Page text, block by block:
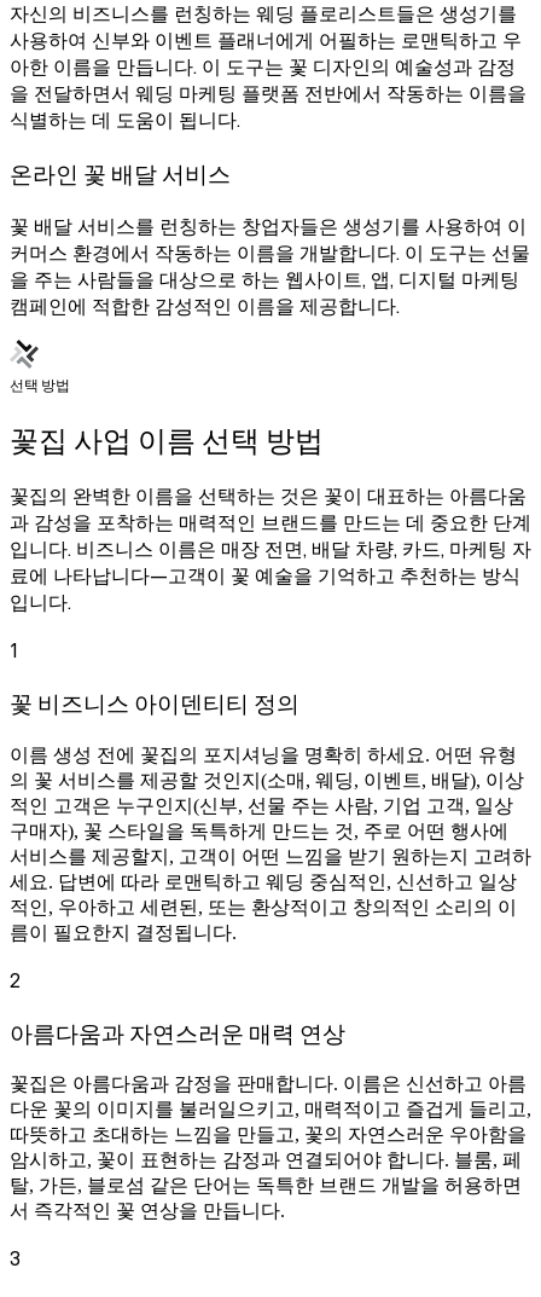
자신의 비즈니스를 런칭하는 웨딩 플로리스트들은 생성기를
사용하여 신부와 이벤트 플래너에게 어필하는 로맨틱하고 우
아한 이름을 만듭니다. 이 도구는 꽃 디자인의 예술성과 감정
을 전달하면서 웨딩 마케팅 플랫폼 전반에서 작동하는 이름을
식별하는 데 도움이 됩니다.
온라인 꽃 배달 서비스
꽃 배달 서비스를 런칭하는 창업자들은 생성기를 사용하여 이
커머스 환경에서 작동하는 이름을 개발합니다. 이 도구는 선물
을 주는 사람들을 대상으로 하는 웹사이트, 앱, 디지털 마케팅
캠페인에 적합한 감성적인 이름을 제공합니다.
선택 방법
꽃집 사업 이름 선택 방법
꽃집의 완벽한 이름을 선택하는 것은 꽃이 대표하는 아름다움
과 감성을 포착하는 매력적인 브랜드를 만드는 데 중요한 단계
입니다. 비즈니스 이름은 매장 전면, 배달 차량, 카드, 마케팅 자
료에 나타납니다—고객이 꽃 예술을 기억하고 추천하는 방식
입니다.
1
꽃 비즈니스 아이덴티티 정의
이름 생성 전에 꽃집의 포지셔닝을 명확히 하세요. 어떤 유형
의 꽃 서비스를 제공할 것인지(소매, 웨딩, 이벤트, 배달), 이상
적인 고객은 누구인지(신부, 선물 주는 사람, 기업 고객, 일상
구매자), 꽃 스타일을 독특하게 만드는 것, 주로 어떤 행사에
서비스를 제공할지, 고객이 어떤 느낌을 받기 원하는지 고려하
세요. 답변에 따라 로맨틱하고 웨딩 중심적인, 신선하고 일상
적인, 우아하고 세련된, 또는 환상적이고 창의적인 소리의 이
름이 필요한지 결정됩니다.
2
아름다움과 자연스러운 매력 연상
꽃집은 아름다움과 감정을 판매합니다. 이름은 신선하고 아름
다운 꽃의 이미지를 불러일으키고, 매력적이고 즐겁게 들리고,
따뜻하고 초대하는 느낌을 만들고, 꽃의 자연스러운 우아함을
암시하고, 꽃이 표현하는 감정과 연결되어야 합니다. 블룸, 페
탈, 가든, 블로섬 같은 단어는 독특한 브랜드 개발을 허용하면
서 즉각적인 꽃 연상을 만듭니다.
3